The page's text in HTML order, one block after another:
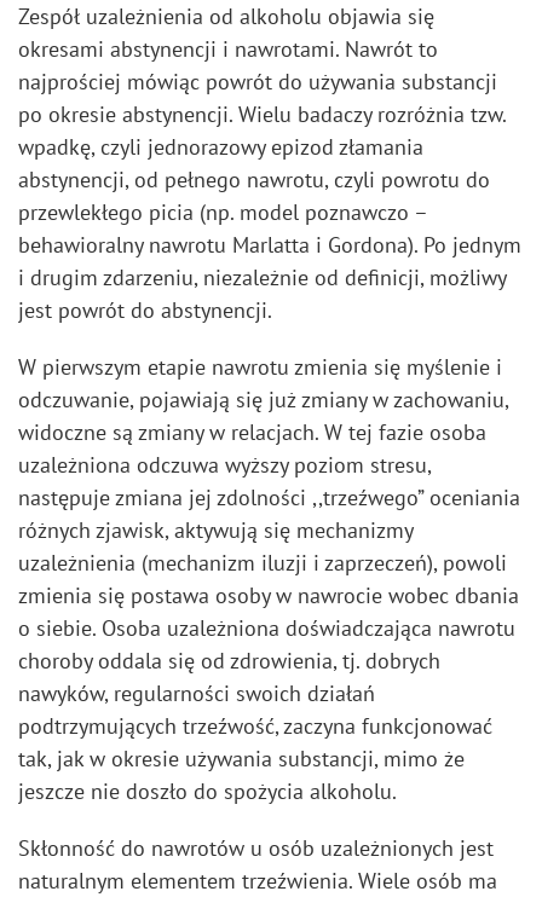
Zespół uzależnienia od alkoholu objawia się
okresami abstynencji i nawrotami. Nawrót to
najprościej mówiąc powrót do używania substancji
po okresie abstynencji. Wielu badaczy rozróżnia tzw.
wpadkę, czyli jednorazowy epizod złamania
abstynencji, od pełnego nawrotu, czyli powrotu do
przewlekłego picia (np. model poznawczo –
behawioralny nawrotu Marlatta i Gordona). Po jednym
i drugim zdarzeniu, niezależnie od definicji, możliwy
jest powrót do abstynencji.
W pierwszym etapie nawrotu zmienia się myślenie i
odczuwanie, pojawiają się już zmiany w zachowaniu,
widoczne są zmiany w relacjach. W tej fazie osoba
uzależniona odczuwa wyższy poziom stresu,
następuje zmiana jej zdolności ,,trzeźwego” oceniania
różnych zjawisk, aktywują się mechanizmy
uzależnienia (mechanizm iluzji i zaprzeczeń), powoli
zmienia się postawa osoby w nawrocie wobec dbania
o siebie. Osoba uzależniona doświadczająca nawrotu
choroby oddala się od zdrowienia, tj. dobrych
nawyków, regularności swoich działań
podtrzymujących trzeźwość, zaczyna funkcjonować
tak, jak w okresie używania substancji, mimo że
jeszcze nie doszło do spożycia alkoholu.
Skłonność do nawrotów u osób uzależnionych jest
naturalnym elementem trzeźwienia. Wiele osób ma